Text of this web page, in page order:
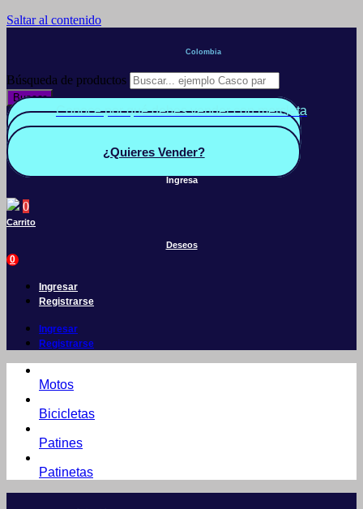
Saltar al contenido
Colombia
Búsqueda de productos
Buscar
Conoce por qué debes vender con mercleta
Quiero Vender
¿Quieres Vender?
Ingresa
0
Carrito
Deseos
0
Ingresar
Registrarse
Ingresar
Registrarse
Motos
Bicicletas
Patines
Patinetas